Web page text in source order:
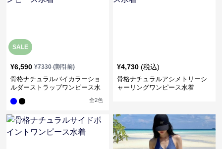
SALE
¥6,590 ¥7330(割引前)
骨格ナチュラルバイカラーショ
ルダーストラップワンピース水
全2色
¥4,730 (税込)
骨格ナチュラルアシメトリーシ
ャーリングワンピース水着